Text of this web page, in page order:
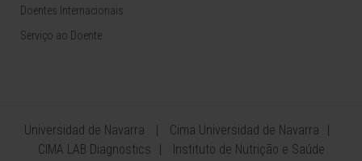
Doentes Internacionais
Serviço ao Doente
Universidad de Navarra
Cima Universidad de Navarra
CIMA LAB Diagnostics
Instituto de Nutrição e Saúde